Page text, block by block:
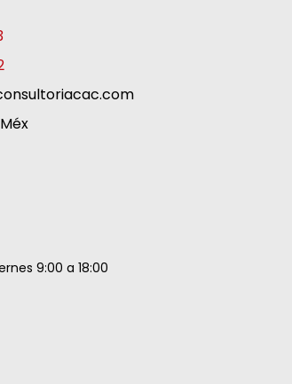
9:00 a 18:00